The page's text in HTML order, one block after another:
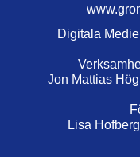
Digitala
Jon Mattias
Lisa